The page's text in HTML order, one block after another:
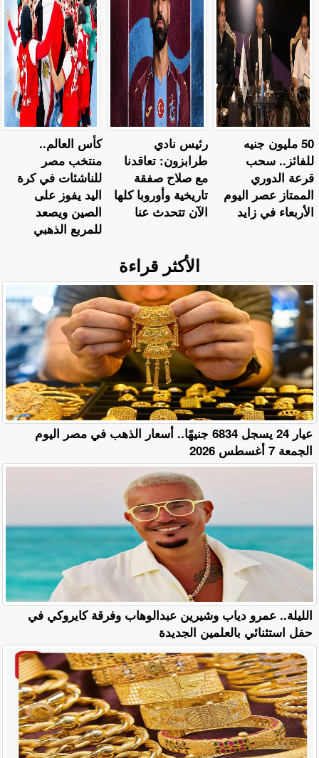
كأس العالم..
منتخب مصر
للناشئات في كرة
اليد يفوز على
الصين ويصعد
للمربع الذهبي
رئيس نادي
طرابزون: تعاقدنا
مع صلاح صفقة
تاريخية وأوروبا كلها
الآن تتحدث عنا
50 مليون جنيه
للفائز.. سحب
قرعة الدوري
الممتاز عصر اليوم
الأربعاء في زايد
الأكثر قراءة
عيار 24 يسجل 6834 جنيهًا.. أسعار الذهب في مصر اليوم
الجمعة 7 أغسطس 2026
الليلة.. عمرو دياب وشيرين عبدالوهاب وفرقة كايروكي في
حفل استثنائي بالعلمين الجديدة